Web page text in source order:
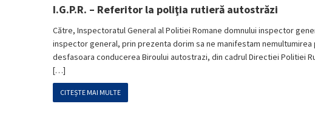
I.G.P.R. – Referitor la poliţia rutieră autostrăzi
Către, Inspectoratul General al Politiei Romane domnului inspector
inspector general, prin prezenta dorim sa ne manifestam
desfasoara conducerea Biroului autostrazi, din cadrul Directiei Politiei
[…]
CITEȘTE MAI MULTE